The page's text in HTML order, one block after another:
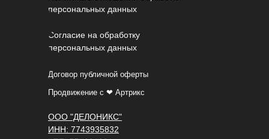
ООО "ДЕЛОНИКС"
ИНН: 7743935832
Продвижение с ❤ Артрикс
Договор публичной оферты
Согласие на обработку
персональных данных
персональных данных